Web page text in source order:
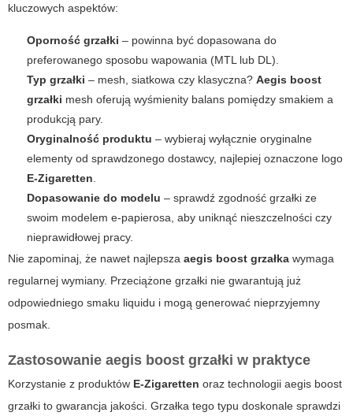
kluczowych aspektów:
Oporność grzałki – powinna być dopasowana do
preferowanego sposobu wapowania (MTL lub DL).
Typ grzałki – mesh, siatkowa czy klasyczna? Aegis boost
grzałki mesh oferują wyśmienity balans pomiędzy smakiem a
produkcją pary.
Oryginalność produktu – wybieraj wyłącznie oryginalne
elementy od sprawdzonego dostawcy, najlepiej oznaczone logo
E-Zigaretten
Dopasowanie do modelu – sprawdź zgodność grzałki ze
swoim modelem e-papierosa, aby uniknąć nieszczelności czy
nieprawidłowej pracy.
Nie zapominaj, że nawet najlepsza aegis boost grzałka wymaga
regularnej wymiany. Przeciążone grzałki nie gwarantują już
odpowiedniego smaku liquidu i mogą generować nieprzyjemny
posmak.
Zastosowanie aegis boost grzałki w praktyce
Korzystanie z produktów E-Zigaretten oraz technologii aegis boost
grzałki to gwarancja jakości. Grzałka tego typu doskonale sprawdzi